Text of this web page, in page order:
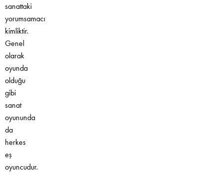
sanattaki
yorumsamacı
kimliktir.
Genel
olarak
oyunda
olduğu
gibi
sanat
oyununda
da
herkes
eş
oyuncudur.